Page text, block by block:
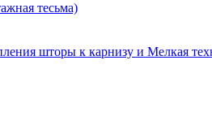
тесьма)
шторы к карнизу и Мелкая